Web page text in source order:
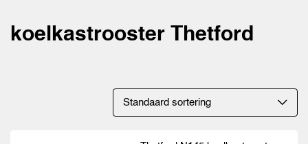
koelkastrooster Thetford